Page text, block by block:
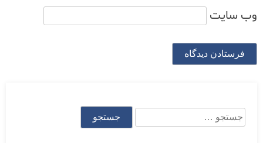
وب‌ سایت
جستجو
برای: